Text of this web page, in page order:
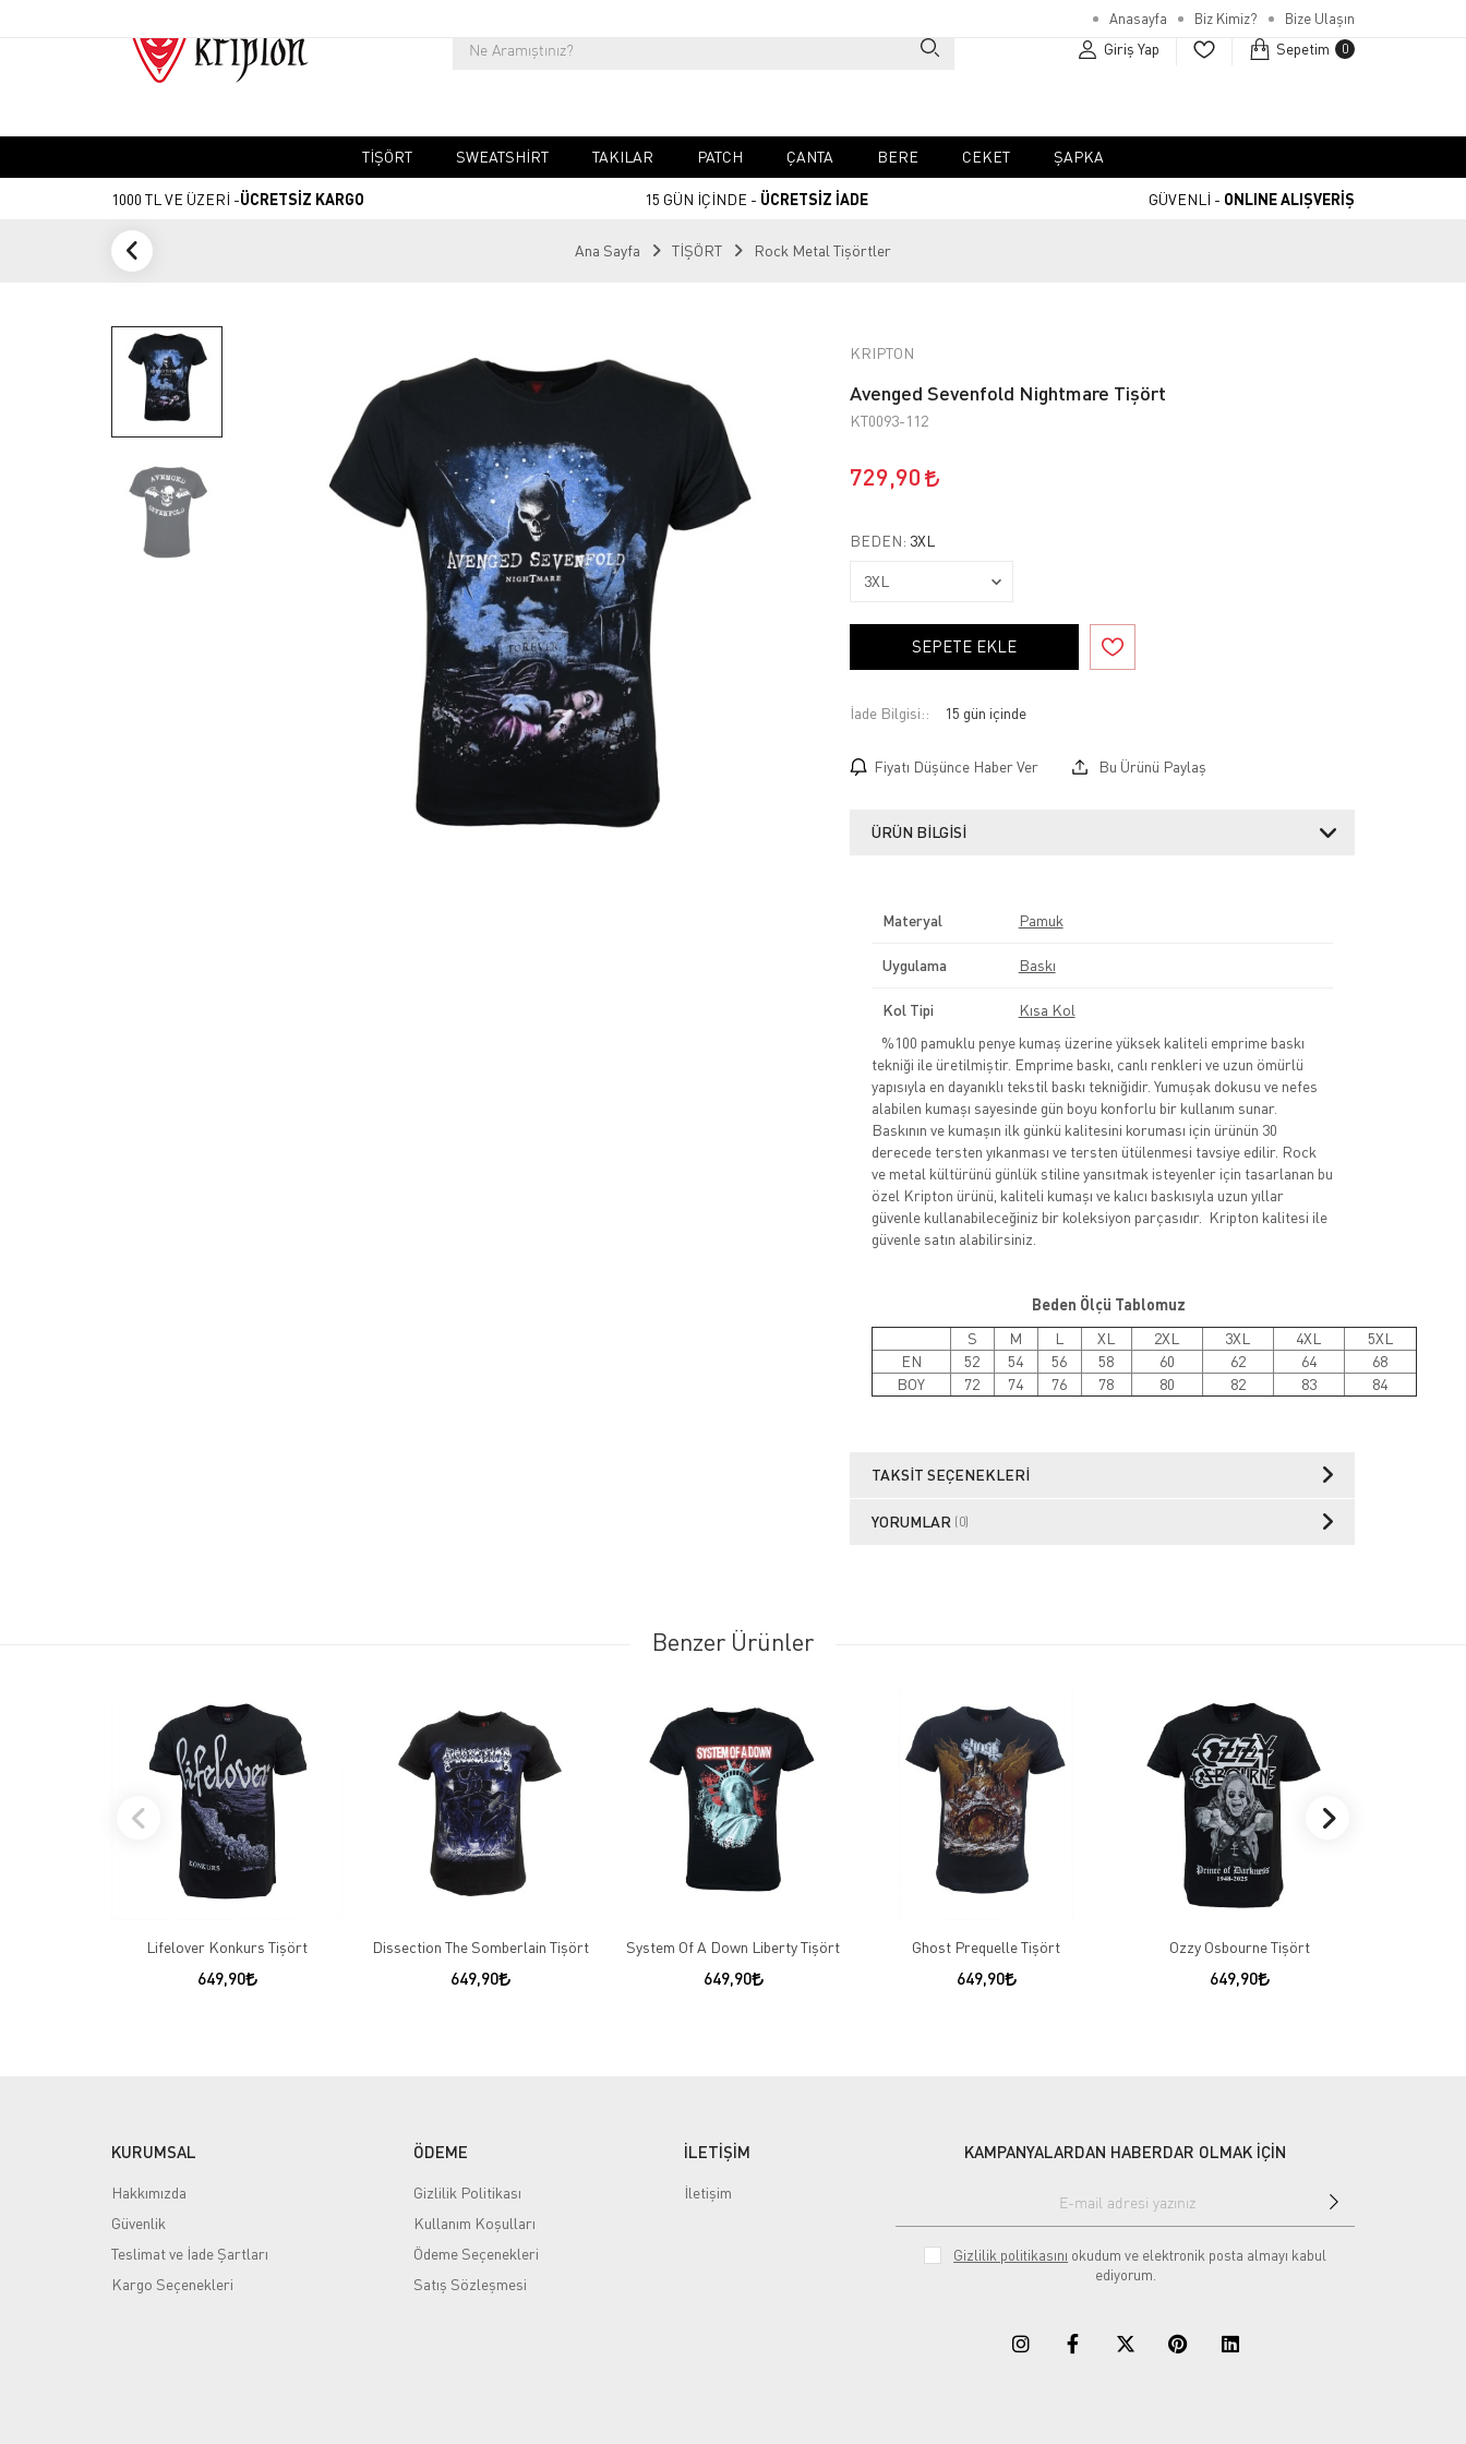
Anasayfa Biz Kimiz? Bize Ulaşın
Giriş Yap Sepetim 0
TIŞÖRT SWEATSHIRT TAKILAR PATCH ÇANTA BERE CEKET ŞAPKA
1000 TL VE ÜZERİ -ÜCRETSİZ KARGO 15 GÜN İÇİNDE - ÜCRETSİZ İADE GÜVENLİ - ONLINE ALIŞVERİŞ
Ana Sayfa TİŞÖRT Rock Metal Tişörtler
KRIPTON
Avenged Sevenfold Nightmare Tişört
KT0093-112
729,90
BEDEN: 3XL
SEPETE EKLE
İade Bilgisi:
Fiyatı Düşünce Haber Ver Bu Ürünü Paylaş
ÜRÜN BILGISI
Materyal Pamuk
Uygulama Baskı
Kol Tipi
Kısa Kol
%100 pamuklu penye kumaş üzerine yüksek kaliteli emprime baskı
tekniği ile üretilmiştir. Emprime baskı, canlı renkleri ve uzun ömürlü
yapısıyla en dayanıklı tekstil baskı tekniğidir. Yumuşak dokusu ve nefes
alabilen kumaşı sayesinde gün boyu konforlu bir kullanım sunar.
Baskının ve kumaşın ilk günkü kalitesini koruması için ürünün 30
derecede tersten yıkanması ve tersten ütülenmesi tavsiye edilir. Rock
ve metal kültürünü günlük stiline yansıtmak isteyenler için tasarlanan bu
özel Kripton ürünü, kaliteli kumaşı ve kalıcı baskısıyla uzun yıllar
güvenle kullanabileceğiniz bir koleksiyon parçasıdır. Kripton kalitesi ile
güvenle satın alabilirsiniz.
Beden Ölçü Tablomuz
S
M L XL 2XL 3XL 4XL
5XL
EN
52 54 56 58 60 62 64
68
BOY
72 74 76 78 80 82 83 84
TAKSIT SEÇENEKLERI
YORUMLAR (0)
Benzer Ürünler
Lifelover Konkurs Tişört
649,90
Dissection The Somberlain Tişört
649,90
System Of A Down Liberty Tişört
649,90
Ghost Prequelle Tişört
649,90
Ozzy Osbourne Tişört
649,90
KURUMSAL
Hakkımızda
Güvenlik
Teslimat ve İade Şartları
Kargo Seçenekleri
ÖDEME
Gizlilik Politikası
Kullanım Koşulları
Ödeme Seçenekleri
Satış Sözleşmesi
İLETİŞİM
İletişim
KAMPANYALARDAN HABERDAR OLMAK İÇİN
Gizlilik politikasını okudum ve elektronik posta almayı kabul
ediyorum.